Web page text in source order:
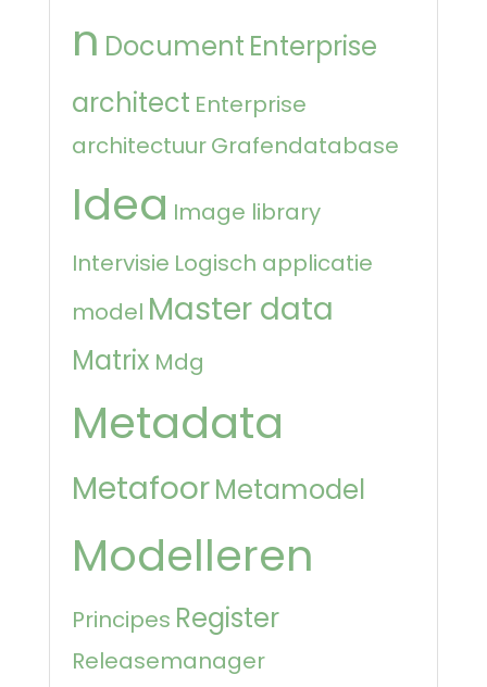
n Document Enterprise
architect Enterprise
architectuurGrafendatabase
Idea Image library
Intervisie Logisch applicatie
model Master data
Matrix Mdg
Metadata
MetafoorMetamodel
Modelleren
Principes Register
Releasemanager